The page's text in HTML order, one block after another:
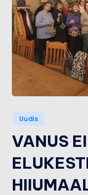
H
ii
u
m
Posted
Uudis
VANUS